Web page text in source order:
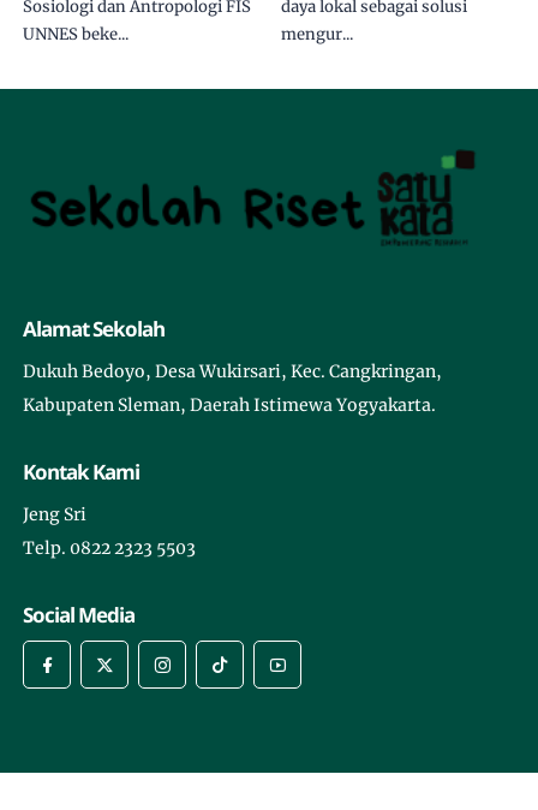
Sosiologi dan Antropologi FIS
UNNES beke...
daya lokal sebagai solusi
mengur...
Alamat Sekolah
Dukuh Bedoyo, Desa Wukirsari, Kec. Cangkringan,
Kabupaten Sleman, Daerah Istimewa Yogyakarta.
Kontak Kami
Jeng Sri
Telp. 0822 2323 5503
Social Media